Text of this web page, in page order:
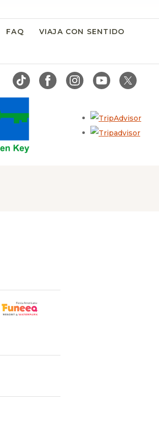
FAQ VIAJA CON SENTIDO